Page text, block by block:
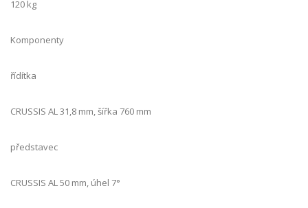
120 kg
Komponenty
řídítka
CRUSSIS AL 31,8 mm, šířka 760 mm
představec
CRUSSIS AL 50 mm, úhel 7°